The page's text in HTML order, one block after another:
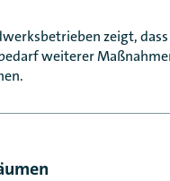
zeigt,
weiterer